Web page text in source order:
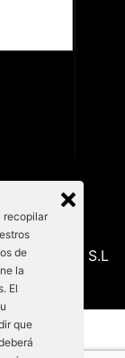
System S.L
Barcelona
recopilar
de
la
El
que